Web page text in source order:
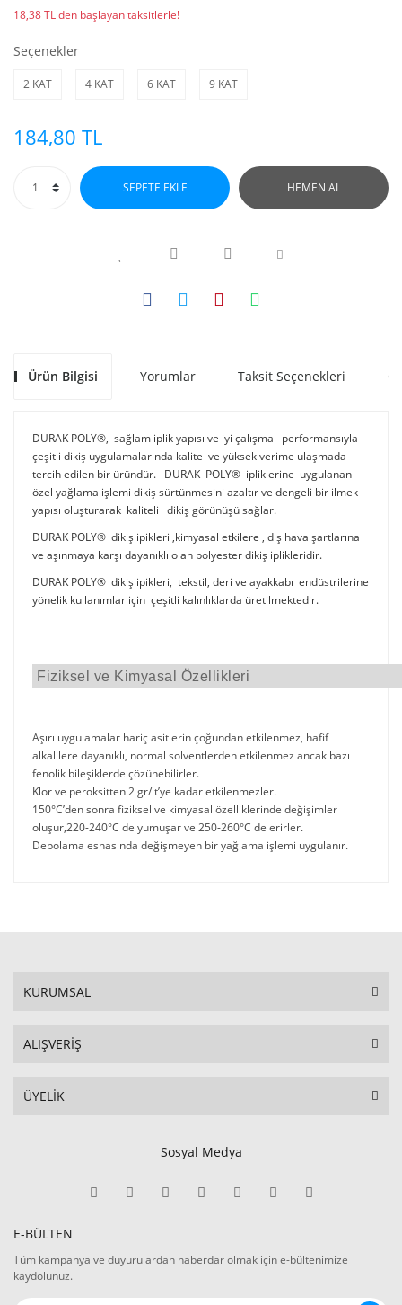
18,38 TL den başlayan taksitlerle!
Seçenekler
2 KAT 4 KAT 6 KAT 9 KAT
184,80 TL
SEPETE EKLE HEMEN AL
Ürün Bilgisi Yorumlar Taksit Seçenekleri
DURAK POLY®, sağlam iplik yapısı ve iyi çalışma performansıyla
çeşitli dikiş uygulamalarında kalite ve yüksek verime ulaşmada
tercih edilen bir üründür. DURAK POLY® ipliklerine uygulanan
özel yağlama işlemi dikiş sürtünmesini azaltır ve dengeli bir ilmek
yapısı oluşturarak kaliteli dikiş görünüşü sağlar.
DURAK POLY® dikiş ipikleri ,kimyasal etkilere , dış hava şartlarına
ve aşınmaya karşı dayanıklı olan polyester dikiş iplikleridir.
DURAK POLY® dikiş ipikleri, tekstil, deri ve ayakkabı endüstrilerine
yönelik kullanımlar için çeşitli kalınlıklarda üretilmektedir.
Fiziksel ve Kimyasal Özellikleri
Aşırı uygulamalar hariç asitlerin çoğundan etkilenmez, hafif
alkalilere dayanıklı, normal solventlerden etkilenmez ancak bazı
fenolik bileşiklerde çözünebilirler.
Klor ve peroksitten 2 gr/lt’ye kadar etkilenmezler.
150°C’den sonra fiziksel ve kimyasal özelliklerinde değişimler
oluşur,220-240°C de yumuşar ve 250-260°C de erirler.
Depolama esnasında değişmeyen bir yağlama işlemi uygulanır.
KURUMSAL
ALIŞVERİŞ
ÜYELİK
Sosyal Medya
E-BÜLTEN
Tüm kampanya ve duyurulardan haberdar olmak için e-bültenimize
kaydolunuz.